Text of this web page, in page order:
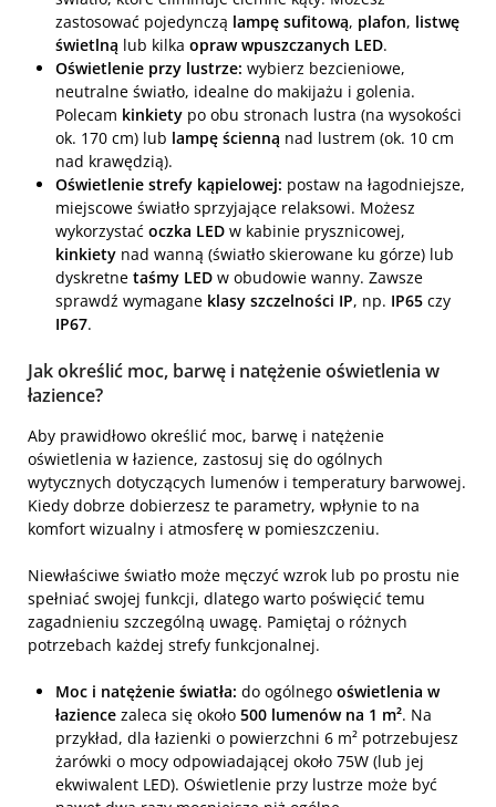
zastosować pojedynczą lampę sufitową, plafon, listwę
świetlną lub kilka opraw wpuszczanych LED.
Oświetlenie przy lustrze: wybierz bezcieniowe,
neutralne światło, idealne do makijażu i golenia.
Polecam kinkiety po obu stronach lustra (na wysokości
ok. 170 cm) lub lampę ścienną nad lustrem (ok. 10 cm
nad krawędzią).
Oświetlenie strefy kąpielowej: postaw na łagodniejsze,
miejscowe światło sprzyjające relaksowi. Możesz
wykorzystać oczka LED w kabinie prysznicowej,
kinkiety nad wanną (światło skierowane ku górze) lub
dyskretne taśmy LED w obudowie wanny. Zawsze
sprawdź wymagane klasy szczelności IP, np. IP65 czy
IP67.
Jak określić moc, barwę i natężenie oświetlenia w
łazience?
Aby prawidłowo określić moc, barwę i natężenie
oświetlenia w łazience, zastosuj się do ogólnych
wytycznych dotyczących lumenów i temperatury barwowej.
Kiedy dobrze dobierzesz te parametry, wpłynie to na
komfort wizualny i atmosferę w pomieszczeniu.
Niewłaściwe światło może męczyć wzrok lub po prostu nie
spełniać swojej funkcji, dlatego warto poświęcić temu
zagadnieniu szczególną uwagę. Pamiętaj o różnych
potrzebach każdej strefy funkcjonalnej.
Moc i natężenie światła: do ogólnego oświetlenia w
łazience zaleca się około 500 lumenów na 1 m². Na
przykład, dla łazienki o powierzchni 6 m² potrzebujesz
żarówki o mocy odpowiadającej około 75W (lub jej
ekwiwalent LED). Oświetlenie przy lustrze może być